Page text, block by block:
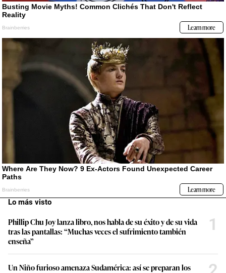
Lo más visto
Phillip Chu Joy lanza libro, nos habla de su éxito y de su vida
tras las pantallas: “Muchas veces el sufrimiento también
enseña”
1
Un Niño furioso amenaza Sudamérica: así se preparan los